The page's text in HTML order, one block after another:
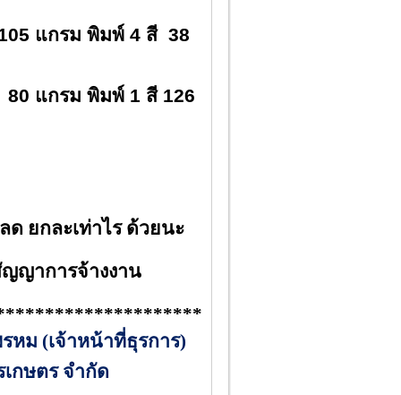
แกรม พิมพ์ 4 สี 38
80 แกรม พิมพ์ 1 สี 126
ยกละเท่าไร ด้วยนะ
ารจ้างงาน
หม (เจ้าหน้าที่ธุรการ)
กษตร จำกัด